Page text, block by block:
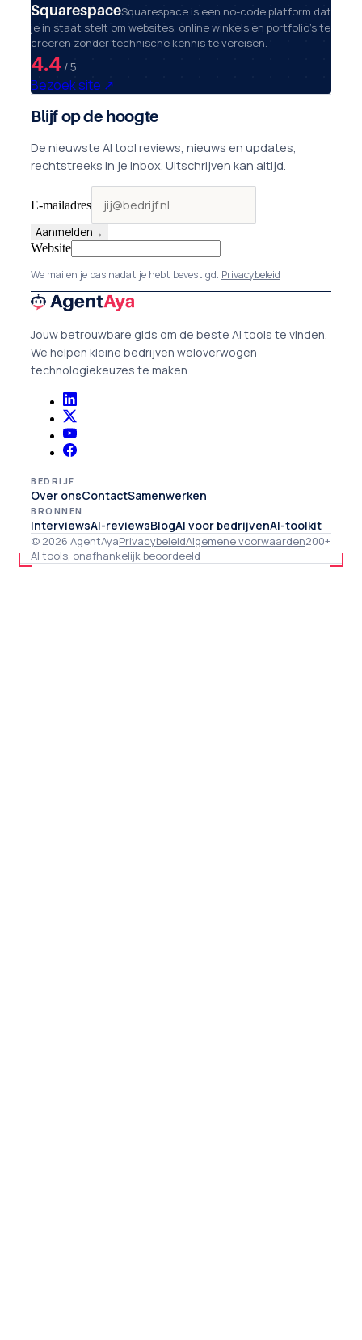
SquarespaceSquarespace is een no-code platform dat
je in staat stelt om websites, online winkels en portfolio's te
creëren zonder technische kennis te vereisen.
4.4 / 5
Bezoek site ↗
Blijf op de hoogte
De nieuwste AI tool reviews, nieuws en updates,
rechtstreeks in je inbox. Uitschrijven kan altijd.
E-mailadres
Aanmelden→
Website
We mailen je pas nadat je hebt bevestigd. Privacybeleid
Jouw betrouwbare gids om de beste AI tools te vinden.
We helpen kleine bedrijven weloverwogen
technologiekeuzes te maken.
BEDRIJF
Over onsContactSamenwerken
BRONNEN
InterviewsAI-reviewsBlogAI voor bedrijvenAI-toolkit
© 2026 AgentAyaPrivacybeleidAlgemene voorwaarden200+
AI tools, onafhankelijk beoordeeld